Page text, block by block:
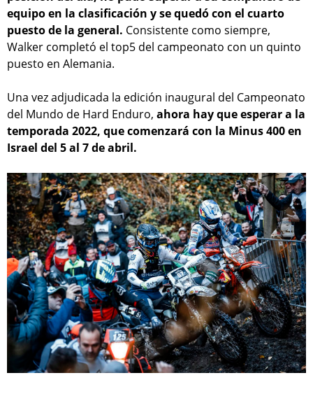
equipo en la clasificación y se quedó con el cuarto
puesto de la general. Consistente como siempre,
Walker completó el top5 del campeonato con un quinto
puesto en Alemania.
Una vez adjudicada la edición inaugural del Campeonato
del Mundo de Hard Enduro, ahora hay que esperar a la
temporada 2022, que comenzará con la Minus 400 en
Israel del 5 al 7 de abril.